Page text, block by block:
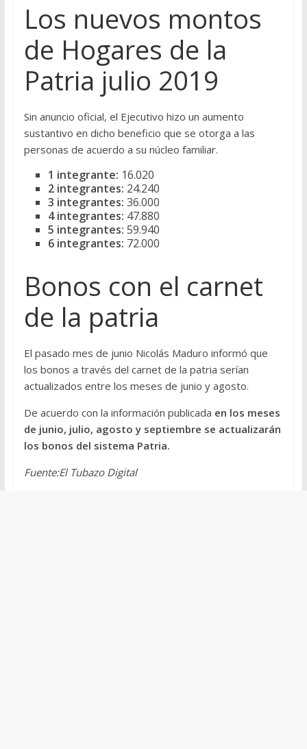
Los nuevos montos
de Hogares de la
Patria julio 2019
Sin anuncio oficial, el Ejecutivo hizo un aumento
sustantivo en dicho beneficio que se otorga a las
personas de acuerdo a su núcleo familiar.
1 integrante: 16.020
2 integrantes: 24.240
3 integrantes: 36.000
4 integrantes: 47.880
5 integrantes: 59.940
6 integrantes: 72.000
Bonos con el carnet
de la patria
El pasado mes de junio Nicolás Maduro informó que
los bonos a través del carnet de la patria serían
actualizados entre los meses de junio y agosto.
De acuerdo con la información publicada en los meses
de junio, julio, agosto y septiembre se actualizarán
los bonos del sistema Patria.
Fuente:El Tubazo Digital